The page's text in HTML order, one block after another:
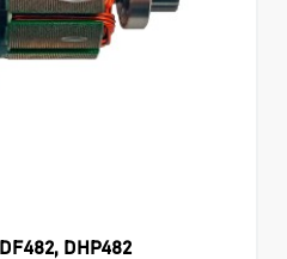
DHP482